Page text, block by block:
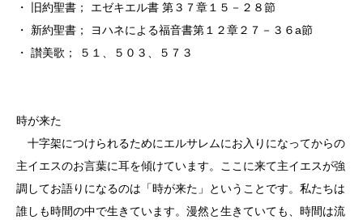
・ 旧約聖書； エゼキエル書 第３７章１５－２８節
・ 新約聖書； ヨハネによる福音書第１２章２７－３６a節
・ 讃美歌； ５１、５０３、５７３
時が来た
十字架につけられるためにエルサレムにお入りになってからの
主イエスのお言葉に耳を傾けています。ここに来て主イエスが強
調してお語りになるのは「時が来た」ということです。私たちは
誰しも時間の中で生きています。漫然と生きていても、時間は流